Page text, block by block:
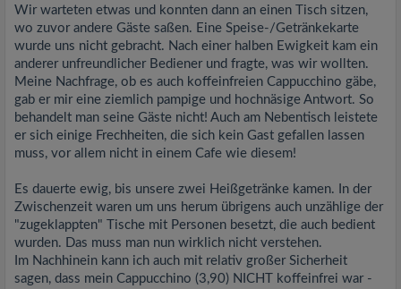
Wir warteten etwas und konnten dann an einen Tisch sitzen,
wo zuvor andere Gäste saßen. Eine Speise-/Getränkekarte
wurde uns nicht gebracht. Nach einer halben Ewigkeit kam ein
anderer unfreundlicher Bediener und fragte, was wir wollten.
Meine Nachfrage, ob es auch koffeinfreien Cappucchino gäbe,
gab er mir eine ziemlich pampige und hochnäsige Antwort. So
behandelt man seine Gäste nicht! Auch am Nebentisch leistete
er sich einige Frechheiten, die sich kein Gast gefallen lassen
muss, vor allem nicht in einem Cafe wie diesem!
Es dauerte ewig, bis unsere zwei Heißgetränke kamen. In der
Zwischenzeit waren um uns herum übrigens auch unzählige der
"zugeklappten" Tische mit Personen besetzt, die auch bedient
wurden. Das muss man nun wirklich nicht verstehen.
Im Nachhinein kann ich auch mit relativ großer Sicherheit
sagen, dass mein Cappucchino (3,90) NICHT koffeinfrei war -